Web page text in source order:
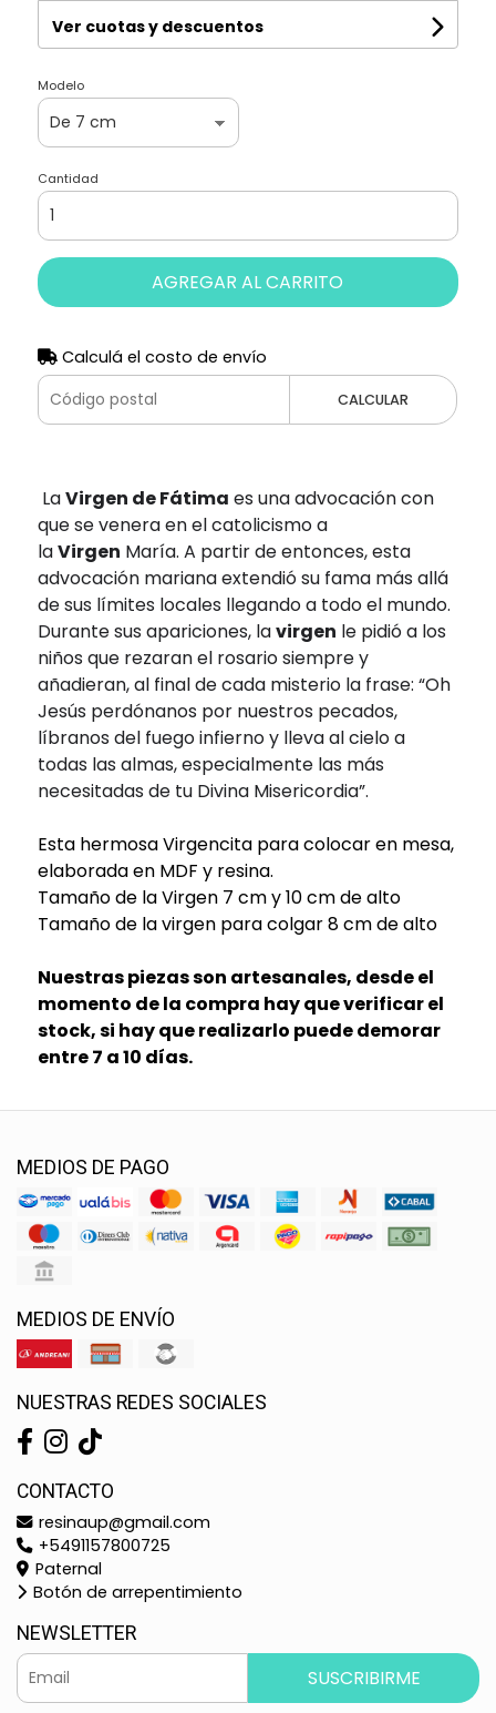
Ver cuotas y descuentos
Modelo
Cantidad
AGREGAR AL CARRITO
Calculá el costo de envío
CALCULAR
LaVirgen de Fátima es una advocación con
que se venera en el catolicismo a
laVirgen María. A partir de entonces, esta
advocación mariana extendió su fama más allá
de sus límites locales llegando a todo el mundo.
Durante sus apariciones, lavirgen le pidió a los
niños que rezaran el rosario siempre y
añadieran, al final de cada misterio la frase: “Oh
Jesús perdónanos por nuestros pecados,
líbranos del fuego infierno y lleva al cielo a
todas las almas, especialmente las más
necesitadas de tu Divina Misericordia”.
Esta hermosa Virgencita para colocar en mesa,
elaborada en MDF y resina.
Tamaño de la Virgen 7 cm y 10 cm de alto
Tamaño de la virgen para colgar 8 cm de alto
Nuestras piezas son artesanales, desde el
momento de la compra hay que verificar el
stock, si hay que realizarlo puede demorar
entre 7 a 10 días.
MEDIOS DE PAGO
MEDIOS DE ENVÍO
NUESTRAS REDES SOCIALES
CONTACTO
resinaup@gmail.com
+5491157800725
Paternal
Botón de arrepentimiento
NEWSLETTER
SUSCRIBIRME